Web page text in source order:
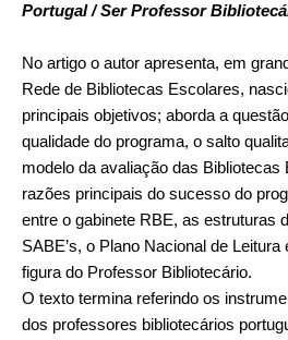
Portugal / Ser Professor
No artigo o autor apresenta, em
Rede de Bibliotecas Escolares,
principais objetivos; aborda a
qualidade do programa, o salto
modelo da avaliação das
razões principais do sucesso do
entre o gabinete RBE, as estruturas
SABE’s, o Plano Nacional de
figura do Professor Bibliotecário.
O texto termina referindo os
dos professores bibliotecários